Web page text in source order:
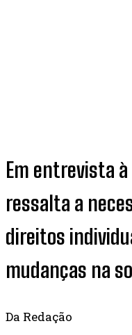
Em entrevista à
ressalta a
direitos
mudanças na
Da Redação